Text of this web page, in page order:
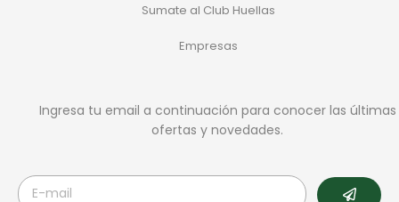
Sumate al Club Huellas
Empresas
Ingresa tu email a continuación para conocer las últimas
ofertas y novedades.